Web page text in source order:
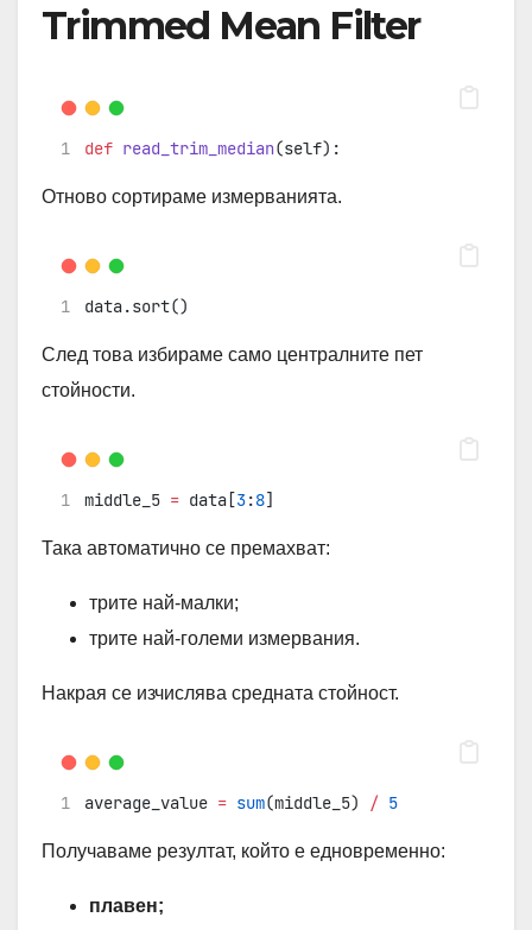
Trimmed Mean Filter
def read_trim_median(self):
Отново сортираме измерванията.
data.sort()
След това избираме само централните пет
стойности.
middle_5 = data[3:8]
Така автоматично се премахват:
трите най-малки;
трите най-големи измервания.
Накрая се изчислява средната стойност.
average_value = sum(middle_5) / 5
Получаваме резултат, който е едновременно:
плавен;